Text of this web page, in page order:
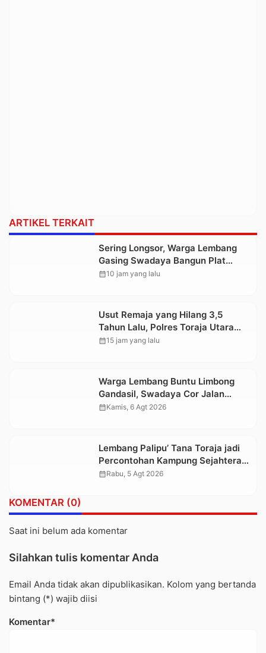
ARTIKEL TERKAIT
Sering Longsor, Warga Lembang
Gasing Swadaya Bangun Plat
Deker dan Talut Jalan Penghubung
calendar_month10 jam yang lalu
Usut Remaja yang Hilang 3,5
Tahun Lalu, Polres Toraja Utara
Kembali Datangi TKP
calendar_month15 jam yang lalu
Warga Lembang Buntu Limbong
Gandasil, Swadaya Cor Jalan
Sepanjang 500 Meter
calendar_monthKamis, 6 Agt 2026
Lembang Palipu’ Tana Toraja jadi
Percontohan Kampung Sejahtera
oleh Kemensos
calendar_monthRabu, 5 Agt 2026
KOMENTAR (0)
Saat ini belum ada komentar
Silahkan tulis komentar Anda
Email Anda tidak akan dipublikasikan. Kolom yang bertanda
bintang (*) wajib diisi
Komentar*